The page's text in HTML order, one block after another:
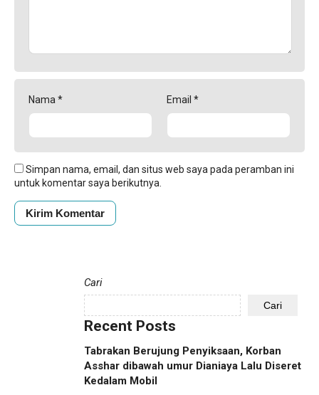
Nama * Email *
Simpan nama, email, dan situs web saya pada peramban ini
untuk komentar saya berikutnya.
Cari
Cari
Recent Posts
Tabrakan Berujung Penyiksaan, Korban
Asshar dibawah umur Dianiaya Lalu Diseret
Kedalam Mobil